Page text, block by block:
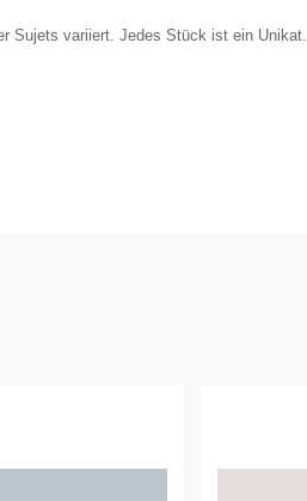
Sujets variiert. Jedes Stück ist ein Unikat.